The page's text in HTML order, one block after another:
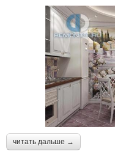
читать дальше →